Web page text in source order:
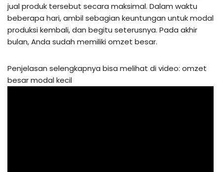
jual produk tersebut secara maksimal. Dalam waktu
beberapa hari, ambil sebagian keuntungan untuk modal
produksi kembali, dan begitu seterusnya. Pada akhir
bulan, Anda sudah memiliki omzet besar.
Penjelasan selengkapnya bisa melihat di video: omzet
besar modal kecil